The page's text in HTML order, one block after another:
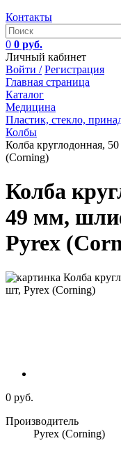
Контакты
0 0 руб.
Личный кабинет
Войти / Регистрация
Главная страница
Каталог
Медицина
Пластик, стекло,
Колбы
Колба круглодонная,
(Corning)
Колба
49 мм,
Pyrex
0 руб.
Производитель
Pyrex (Corning)